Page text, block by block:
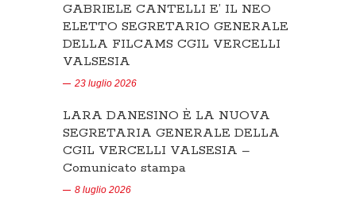
GABRIELE CANTELLI E’ IL NEO
ELETTO SEGRETARIO GENERALE
DELLA FILCAMS CGIL VERCELLI
VALSESIA
23 luglio 2026
LARA DANESINO È LA NUOVA
SEGRETARIA GENERALE DELLA
CGIL VERCELLI VALSESIA –
Comunicato stampa
8 luglio 2026